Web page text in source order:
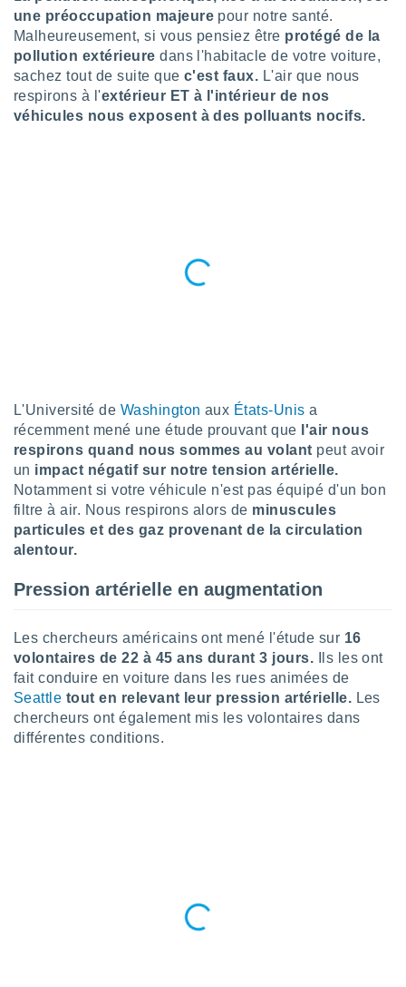
et
»,
au
vous
de
en
de
à
des
au
de
web.
une préoccupation majeure pour notre santé.
Malheureusement, si vous pensiez être protégé de la
pollution extérieure dans l'habitacle de votre voiture,
sachez tout de suite que c'est faux. L'air que nous
respirons à l'extérieur ET à l'intérieur de nos
véhicules nous exposent à des polluants nocifs.
L'Université de Washington aux États-Unis a
récemment mené une étude prouvant que
l'air nous
respirons quand nous sommes au volant peut avoir
un impact négatif sur notre tension artérielle.
Notamment si votre véhicule n'est pas équipé d'un bon
filtre à air. Nous respirons alors de minuscules
particules et des gaz provenant de la circulation
alentour.
Pression artérielle en augmentation
Les chercheurs américains ont mené l'étude sur 16
volontaires de 22 à 45 ans durant 3 jours. Ils les ont
fait conduire en voiture dans les rues animées de
Seattle tout en relevant leur pression artérielle. Les
chercheurs ont également mis les volontaires dans
différentes conditions.